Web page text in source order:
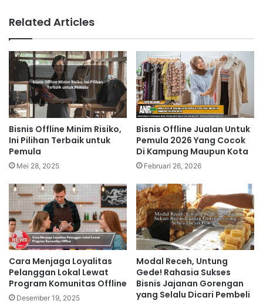
Related Articles
Bisnis Offline Minim Risiko,
Ini Pilihan Terbaik untuk
Pemula
Mei 28, 2025
Bisnis Offline Jualan Untuk
Pemula 2026 Yang Cocok
Di Kampung Maupun Kota
Februari 26, 2026
Cara Menjaga Loyalitas
Pelanggan Lokal Lewat
Program Komunitas Offline
Desember 19, 2025
Modal Receh, Untung
Gede! Rahasia Sukses
Bisnis Jajanan Gorengan
yang Selalu Dicari Pembeli